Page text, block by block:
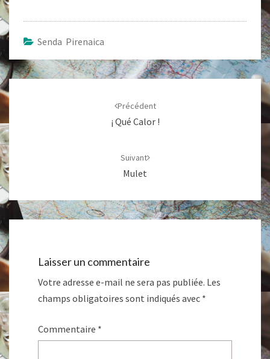
Senda Pirenaica
Navigation
d'article
Précédent
¡ Qué Calor !
Suivant
Mulet
Laisser un commentaire
Votre adresse e-mail ne sera pas publiée. Les
champs obligatoires sont indiqués avec *
Commentaire *